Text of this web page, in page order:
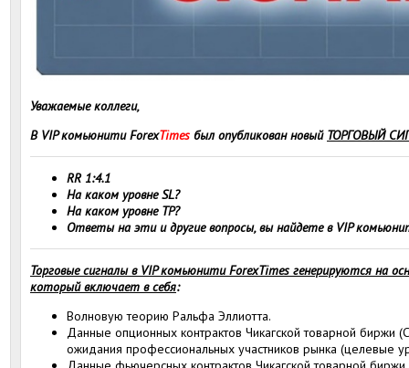
Уважаемые коллеги,
В VIP комьюнити ForexTimes был опубликован новый ТОРГОВЫЙ
RR 1:4.1
На каком уровне SL?
На каком уровне TP?
Ответы на эти и другие вопросы, вы найдете в VIP
Торговые сигналы в VIP комьюнити ForexTimes генерируются на
который включает в себя:
Волновую теорию Ральфа Эллиотта.
Данные опционных контрактов Чикагской товарной биржи
ожидания профессиональных участников рынка (целевые